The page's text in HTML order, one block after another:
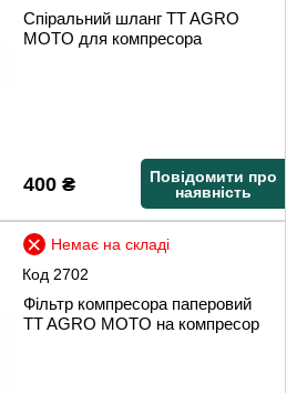
Спіральний шланг TT AGRO
MOTO для компресора
400₴
Повідомити про
наявність
Код2702
Немає на складі
Фільтр компресора паперовий
TT AGRO MOTO на компресор